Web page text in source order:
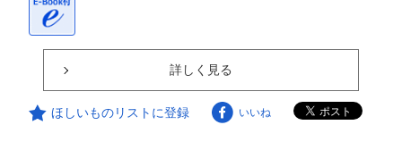
詳しく見る
ほしいものリストに登録 いいね